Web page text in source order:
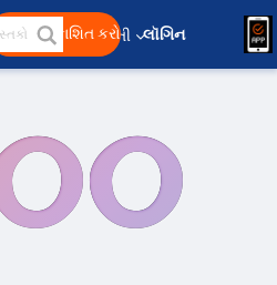
ગુજરાતી
મફત પ્રકાશિત કરો લૉગિન